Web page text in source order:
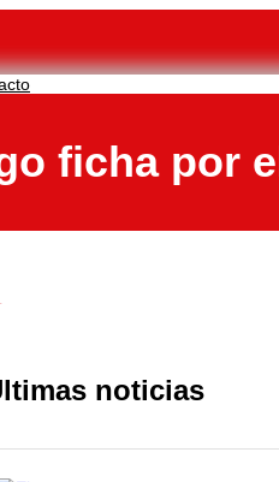
ficha por
noticias